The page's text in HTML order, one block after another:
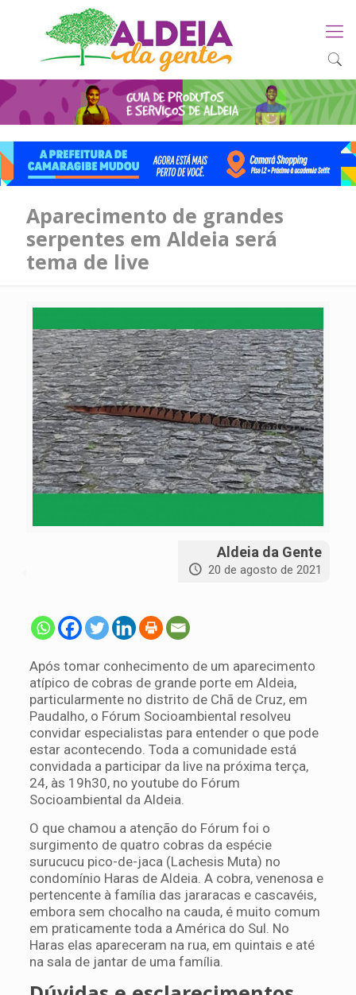
Aparecimento de grandes
serpentes em Aldeia será
tema de live
Aldeia da Gente
20 de agosto de 2021
Após tomar conhecimento de um aparecimento
atípico de cobras de grande porte em Aldeia,
particularmente no distrito de Chã de Cruz, em
Paudalho, o Fórum Socioambiental resolveu
convidar especialistas para entender o que pode
estar acontecendo. Toda a comunidade está
convidada a participar da live na próxima terça,
24, às 19h30, no youtube do Fórum
Socioambiental da Aldeia.
O que chamou a atenção do Fórum foi o
surgimento de quatro cobras da espécie
surucucu pico-de-jaca (Lachesis Muta) no
condomínio Haras de Aldeia. A cobra, venenosa e
pertencente à família das jararacas e cascavéis,
embora sem chocalho na cauda, é muito comum
em praticamente toda a América do Sul. No
Haras elas apareceram na rua, em quintais e até
na sala de jantar de uma família.